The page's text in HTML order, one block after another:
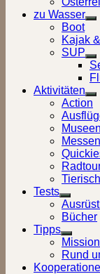
zu Wasser
Boot
Kajak
SUP
Aktivitäten
Action
Museen
Messen
Tierisch
Tests
Show
sub
menu
Bücher
Tipps
Show
sub
menu
Rund